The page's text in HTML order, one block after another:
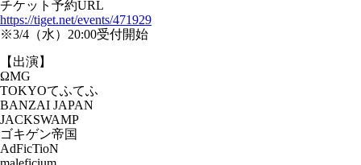
チケット予約URL
https://tiget.net/events/471929
※3/4（水）20:00受付開始
【出演】
ΩMG
TOKYOてふてふ
BANZAI JAPAN
JACKSWAMP
ゴキゲン帝国
AdFicTioN